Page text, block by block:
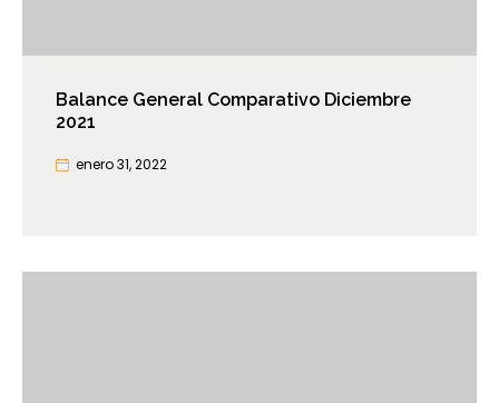
Balance General Comparativo Diciembre
2021
enero 31, 2022